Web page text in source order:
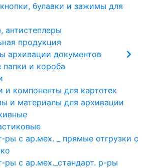
булавки и зажимы для
антистеплеры
продукция
архивации документов
папки и короба
и компоненты для картотек
и материалы для архивации
ры с ар.мех. _ прямые отгрузки с
ры с ар.мех._стандарт. р-ры